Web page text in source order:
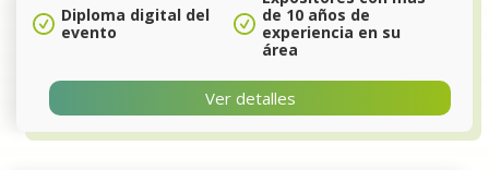
Diploma digital del
evento
de 10 años de
experiencia en su
área
Ver detalles